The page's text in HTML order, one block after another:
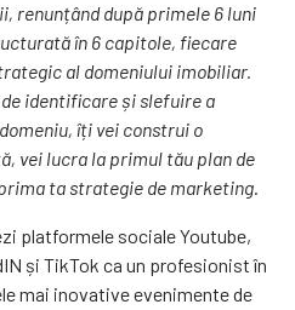
renunțând după primele 6 luni
în 6 capitole, fiecare
al domeniului imobiliar.
identificare și slefuire a
îți vei construi o
vei lucra la primul tău plan de
ta strategie de marketing.
platformele sociale Youtube,
și TikTok ca un profesionist în
mai inovative evenimente de